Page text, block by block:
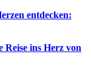
entdecken:
ins Herz von